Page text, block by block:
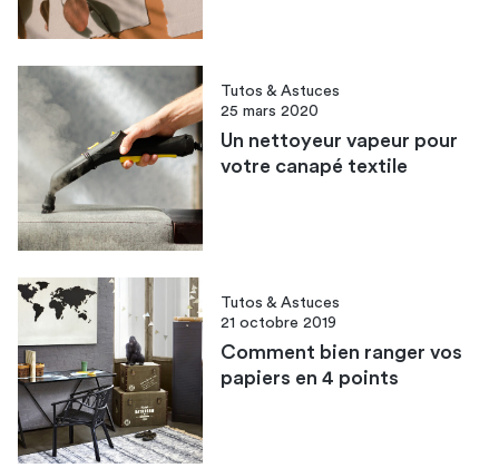
Tutos & Astuces
25 mars 2020
Un nettoyeur vapeur pour
votre canapé textile
Tutos & Astuces
21 octobre 2019
Comment bien ranger vos
papiers en 4 points